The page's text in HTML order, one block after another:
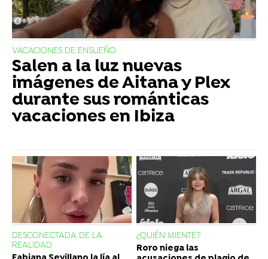
VACACIONES DE ENSUEÑO
Salen a la luz nuevas
imágenes de Aitana y Plex
durante sus románticas
vacaciones en Ibiza
DESCONECTADA DE LA
REALIDAD
¿QUIÉN MIENTE?
Roro niega las